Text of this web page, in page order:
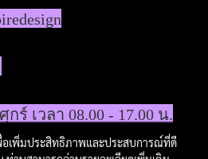
ร์ เวลา 08.00 - 17.00 น.
อเพิ่มประสิทธิภาพและประสบการณ์ที่ดี